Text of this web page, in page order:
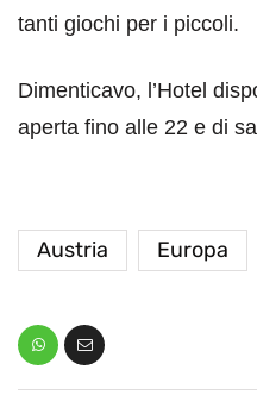
tanti giochi per i piccoli.
Dimenticavo, l’Hotel
aperta fino alle 22 e di
Austria Europa